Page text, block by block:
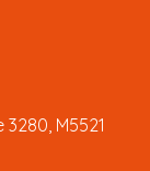
M5521